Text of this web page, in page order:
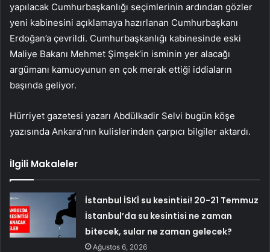
yapılacak Cumhurbaşkanlığı seçimlerinin ardından gözler
yeni kabinesini açıklamaya hazırlanan Cumhurbaşkanı
Erdoğan’a çevrildi. Cumhurbaşkanlığı kabinesinde eski
Maliye Bakanı Mehmet Şimşek’in isminin yer alacağı
argümanı kamuoyunun en çok merak ettiği iddiaların
başında geliyor.
Hürriyet gazetesi yazarı Abdülkadir Selvi bugün köşe
yazısında Ankara’nın kulislerinden çarpıcı bilgiler aktardı.
İlgili Makaleler
İstanbul İSKİ su kesintisi! 20-21 Temmuz
İstanbul’da su kesintisi ne zaman
bitecek, sular ne zaman gelecek?
Ağustos 6, 2026